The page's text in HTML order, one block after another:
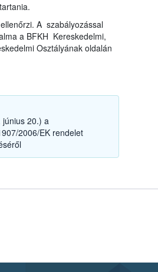
A szabályozással
a BFKH Kereskedelmi,
Osztályának oldalán
20.) a
2006/EK rendelet